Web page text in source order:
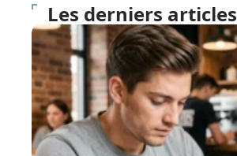
Les derniers articles